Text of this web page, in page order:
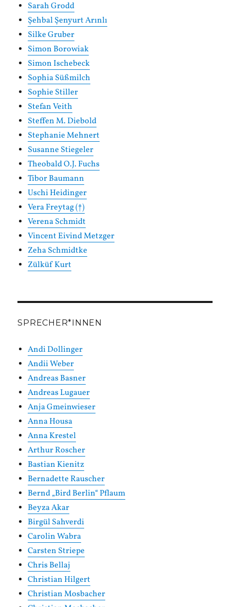
Sarah Grodd
Şehbal Şenyurt Arınlı
Silke Gruber
Simon Borowiak
Simon Ischebeck
Sophia Süßmilch
Sophie Stiller
Stefan Veith
Steffen M. Diebold
Stephanie Mehnert
Susanne Stiegeler
Theobald O.J. Fuchs
Tibor Baumann
Uschi Heidinger
Vera Freytag (†)
Verena Schmidt
Vincent Eivind Metzger
Zeha Schmidtke
Zülküf Kurt
SPRECHER*INNEN
Andi Dollinger
Andii Weber
Andreas Basner
Andreas Lugauer
Anja Gmeinwieser
Anna Housa
Anna Krestel
Arthur Roscher
Bastian Kienitz
Bernadette Rauscher
Bernd „Bird Berlin“ Pflaum
Beyza Akar
Birgül Sahverdi
Carolin Wabra
Carsten Striepe
Chris Bellaj
Christian Hilgert
Christian Mosbacher